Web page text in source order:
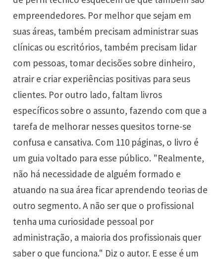
empreendedores. Por melhor que sejam em
suas áreas, também precisam administrar suas
clínicas ou escritórios, também precisam lidar
com pessoas, tomar decisões sobre dinheiro,
atrair e criar experiências positivas para seus
clientes. Por outro lado, faltam livros
específicos sobre o assunto, fazendo com que a
tarefa de melhorar nesses quesitos torne-se
confusa e cansativa. Com 110 páginas, o livro é
um guia voltado para esse público. "Realmente,
não há necessidade de alguém formado e
atuando na sua área ficar aprendendo teorias de
outro segmento. A não ser que o profissional
tenha uma curiosidade pessoal por
administração, a maioria dos profissionais quer
saber o que funciona." Diz o autor. E esse é um